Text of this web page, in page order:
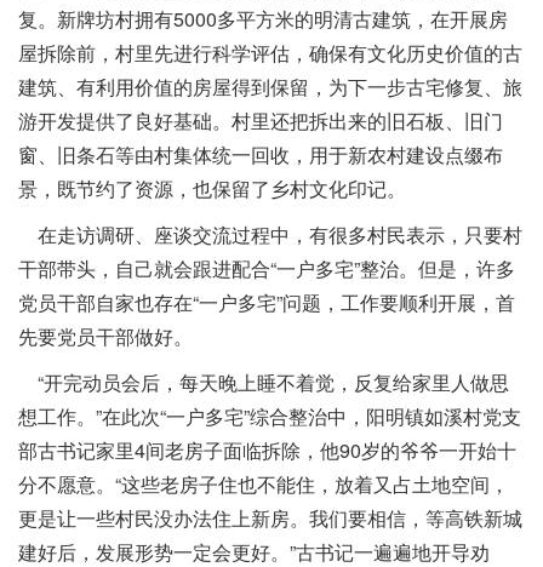
复。新牌坊村拥有5000多平方米的明清古建筑，在开展房
屋拆除前，村里先进行科学评估，确保有文化历史价值的古
建筑、有利用价值的房屋得到保留，为下一步古宅修复、旅
游开发提供了良好基础。村里还把拆出来的旧石板、旧门
窗、旧条石等由村集体统一回收，用于新农村建设点缀布
景，既节约了资源，也保留了乡村文化印记。
在走访调研、座谈交流过程中，有很多村民表示，只要村
干部带头，自己就会跟进配合“一户多宅”整治。但是，许多
党员干部自家也存在“一户多宅”问题，工作要顺利开展，首
先要党员干部做好。
“开完动员会后，每天晚上睡不着觉，反复给家里人做思
想工作。”在此次“一户多宅”综合整治中，阳明镇如溪村党支
部古书记家里4间老房子面临拆除，他90岁的爷爷一开始十
分不愿意。“这些老房子住也不能住，放着又占土地空间，
更是让一些村民没办法住上新房。我们要相信，等高铁新城
建好后，发展形势一定会更好。”古书记一遍遍地开导劝